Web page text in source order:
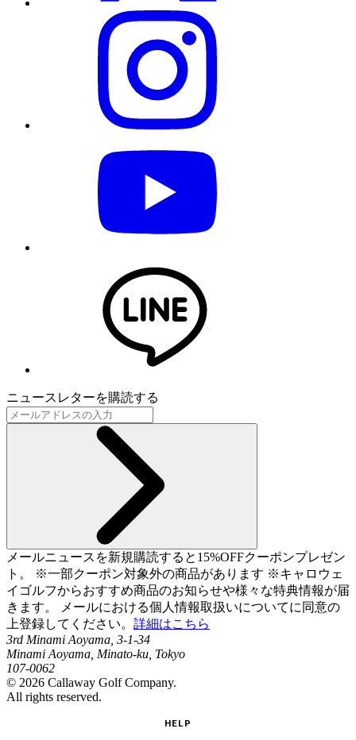
ニュースレターを購読する
メールニュースを新規購読すると15%OFFクーポンプレゼン
ト。 ※一部クーポン対象外の商品があります ※キャロウェ
イゴルフからおすすめ商品のお知らせや様々な特典情報が届
きます。 メールにおける個人情報取扱いについてに同意の
上登録してください。 詳細はこちら
3rd Minami Aoyama, 3-1-34
Minami Aoyama, Minato-ku, Tokyo
107-0062
© 2026 Callaway Golf Company.
All rights reserved.
HELP